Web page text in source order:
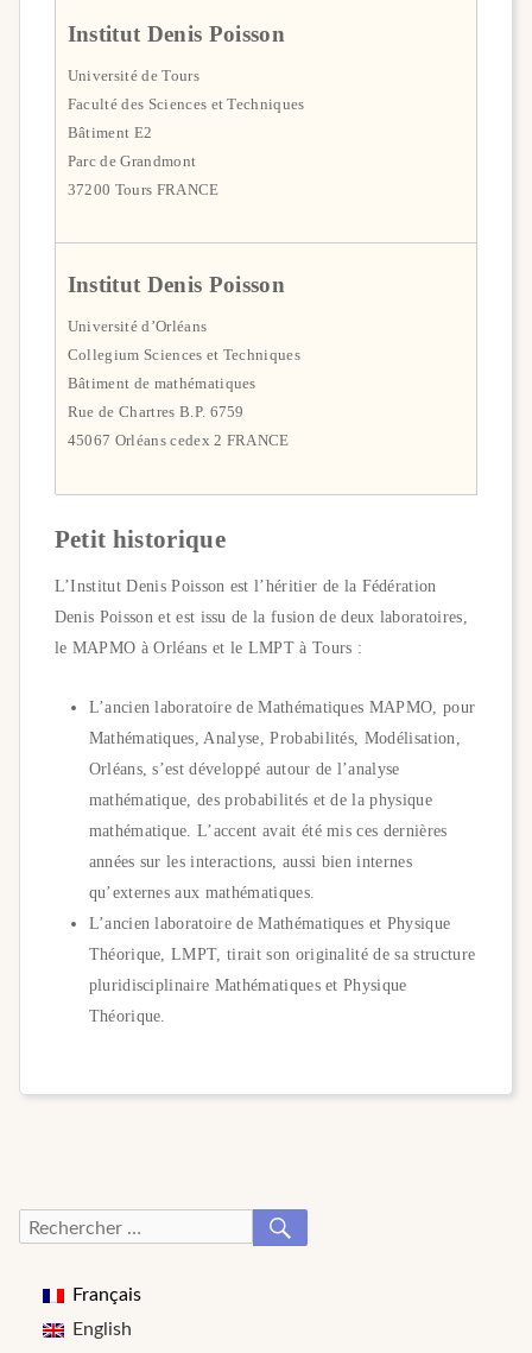
Institut Denis Poisson
Université de Tours
Faculté des Sciences et Techniques
Bâtiment E2
Parc de Grandmont
37200 Tours FRANCE
Institut Denis Poisson
Université d’Orléans
Collegium Sciences et Techniques
Bâtiment de mathématiques
Rue de Chartres B.P. 6759
45067 Orléans cedex 2 FRANCE
Petit historique
L’Institut Denis Poisson est l’héritier de la Fédération
Denis Poisson et est issu de la fusion de deux laboratoires,
le MAPMO à Orléans et le LMPT à Tours :
L’ancien laboratoire de Mathématiques MAPMO, pour
Mathématiques, Analyse, Probabilités, Modélisation,
Orléans, s’est développé autour de l’analyse
mathématique, des probabilités et de la physique
mathématique. L’accent avait été mis ces dernières
années sur les interactions, aussi bien internes
qu’externes aux mathématiques.
L’ancien laboratoire de Mathématiques et Physique
Théorique, LMPT, tirait son originalité de sa structure
pluridisciplinaire Mathématiques et Physique
Théorique.
Recherche
Français
English